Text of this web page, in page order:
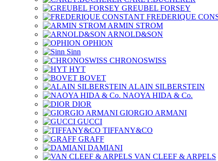
GREUBEL FORSEY
FREDERIQUE
ARMIN STROM
ARNOLD&SON
OPHION
Sinn
CHRONOSWISS
HYT
BOVET
ALAIN SILBERSTEIN
NAOYA HIDA & Co.
DIOR
GIORGIO ARMANI
GUCCI
TIFFANY&CO
GRAFF
DAMIANI
VAN CLEEF & ARPELS